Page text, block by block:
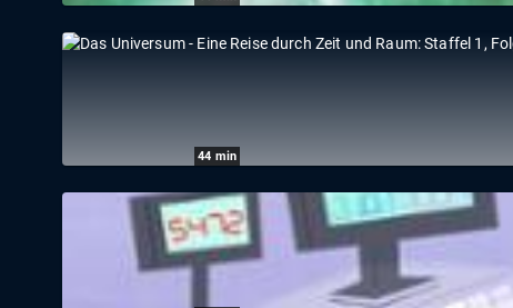
Das Universum - Eine Reise durch Zeit und
44 min
Das Universum - Eine Reise durch Zeit
05.08.2026|ZDF